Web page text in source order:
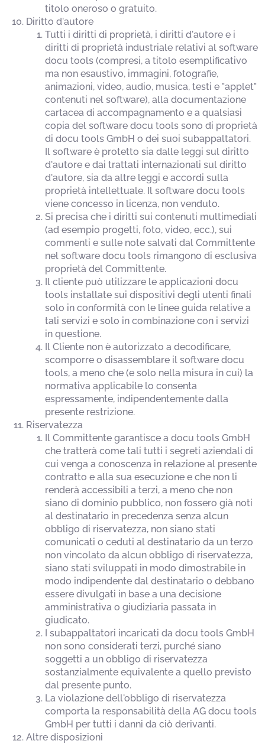
titolo oneroso o gratuito.
Diritto d'autore
Tutti i diritti di proprietà, i diritti d'autore e i
diritti di proprietà industriale relativi al software
docu tools (compresi, a titolo esemplificativo
ma non esaustivo, immagini, fotografie,
animazioni, video, audio, musica, testi e "applet"
contenuti nel software), alla documentazione
cartacea di accompagnamento e a qualsiasi
copia del software docu tools sono di proprietà
di docu tools GmbH o dei suoi subappaltatori.
Il software è protetto sia dalle leggi sul diritto
d'autore e dai trattati internazionali sul diritto
d'autore, sia da altre leggi e accordi sulla
proprietà intellettuale. Il software docu tools
viene concesso in licenza, non venduto.
Si precisa che i diritti sui contenuti multimediali
(ad esempio progetti, foto, video, ecc.), sui
commenti e sulle note salvati dal Committente
nel software docu tools rimangono di esclusiva
proprietà del Committente.
Il cliente può utilizzare le applicazioni docu
tools installate sui dispositivi degli utenti finali
solo in conformità con le linee guida relative a
tali servizi e solo in combinazione con i servizi
in questione.
Il Cliente non è autorizzato a decodificare,
scomporre o disassemblare il software docu
tools, a meno che (e solo nella misura in cui) la
normativa applicabile lo consenta
espressamente, indipendentemente dalla
presente restrizione.
Riservatezza
Il Committente garantisce a docu tools GmbH
che tratterà come tali tutti i segreti aziendali di
cui venga a conoscenza in relazione al presente
contratto e alla sua esecuzione e che non li
renderà accessibili a terzi, a meno che non
siano di dominio pubblico, non fossero già noti
al destinatario in precedenza senza alcun
obbligo di riservatezza, non siano stati
comunicati o ceduti al destinatario da un terzo
non vincolato da alcun obbligo di riservatezza,
siano stati sviluppati in modo dimostrabile in
modo indipendente dal destinatario o debbano
essere divulgati in base a una decisione
amministrativa o giudiziaria passata in
giudicato.
I subappaltatori incaricati da docu tools GmbH
non sono considerati terzi, purché siano
soggetti a un obbligo di riservatezza
sostanzialmente equivalente a quello previsto
dal presente punto.
La violazione dell'obbligo di riservatezza
comporta la responsabilità della AG docu tools
GmbH per tutti i danni da ciò derivanti.
Altre disposizioni